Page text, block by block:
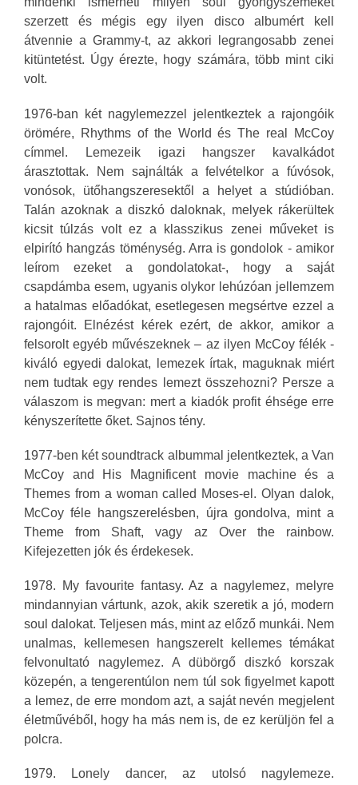
szerzett és mégis egy ilyen disco albumért kell
átvennie a Grammy-t, az akkori legrangosabb zenei
kitüntetést. Úgy érezte, hogy számára, több mint ciki
volt.
1976-ban két nagylemezzel jelentkeztek a rajongóik
örömére, Rhythms of the World és The real McCoy
címmel. Lemezeik igazi hangszer kavalkádot
árasztottak. Nem sajnálták a felvételkor a fúvósok,
vonósok, ütőhangszeresektől a helyet a stúdióban.
Talán azoknak a diszkó daloknak, melyek rákerültek
kicsit túlzás volt ez a klasszikus zenei műveket is
elpirító hangzás töménység. Arra is gondolok - amikor
leírom ezeket a gondolatokat-, hogy a saját
csapdámba esem, ugyanis olykor lehúzóan jellemzem
a hatalmas előadókat, esetlegesen megsértve ezzel a
rajongóit. Elnézést kérek ezért, de akkor, amikor a
felsorolt egyéb művészeknek – az ilyen McCoy félék -
kiváló egyedi dalokat, lemezek írtak, maguknak miért
nem tudtak egy rendes lemezt összehozni? Persze a
válaszom is megvan: mert a kiadók profit éhsége erre
kényszerítette őket. Sajnos tény.
1977-ben két soundtrack albummal jelentkeztek, a Van
McCoy and His Magnificent movie machine és a
Themes from a woman called Moses-el. Olyan dalok,
McCoy féle hangszerelésben, újra gondolva, mint a
Theme from Shaft, vagy az Over the rainbow.
Kifejezetten jók és érdekesek.
1978. My favourite fantasy. Az a nagylemez, melyre
mindannyian vártunk, azok, akik szeretik a jó, modern
soul dalokat. Teljesen más, mint az előző munkái. Nem
unalmas, kellemesen hangszerelt kellemes témákat
felvonultató nagylemez. A dübörgő diszkó korszak
közepén, a tengerentúlon nem túl sok figyelmet kapott
a lemez, de erre mondom azt, a saját nevén megjelent
életművéből, hogy ha más nem is, de ez kerüljön fel a
polcra.
1979. Lonely dancer, az utolsó nagylemeze.